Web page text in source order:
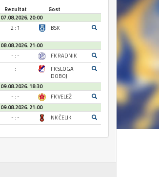
Rezultat
Gost
07.08.2026. 20:00
2 : 1 BSK
08.08.2026. 21:00
- : -
FK RADNIK
- : -
FK SLOGA
DOBOJ
09.08.2026. 18:30
- : -
FK VELEŽ
09.08.2026. 21:00
- : - NK ČELIK